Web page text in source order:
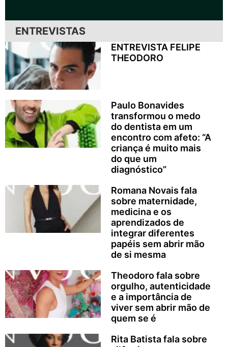
ENTREVISTAS
ENTREVISTA FELIPE
THEODORO
Paulo Bonavides
transformou o medo
do dentista em um
encontro com afeto: “A
criança é muito mais
do que um
diagnóstico”
Romana Novais fala
sobre maternidade,
medicina e os
aprendizados de
integrar diferentes
papéis sem abrir mão
de si mesma
Theodoro fala sobre
orgulho, autenticidade
e a importância de
viver sem abrir mão de
quem se é
Rita Batista fala sobre